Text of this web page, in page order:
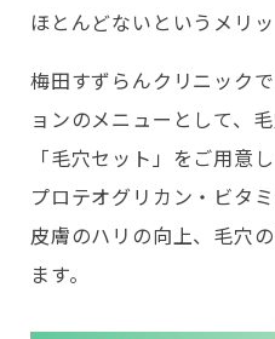
ほとんどないというメリッ
梅田すずらんクリニック
ョンのメニューとして、
「毛穴セット」をご用意
プロテオグリカン・ビタ
皮膚のハリの向上、毛穴
ます。